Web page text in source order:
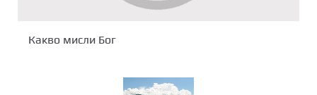
Какво мисли Бог